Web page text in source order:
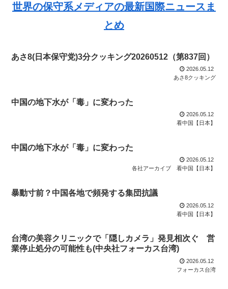
世界の保守系メディアの最新国際ニュースま
とめ
あさ8(日本保守党)3分クッキング20260512（第837回）
2026.05.12
あさ8クッキング
中国の地下水が「毒」に変わった
2026.05.12
看中国【日本】
中国の地下水が「毒」に変わった
2026.05.12
各社アーカイブ
看中国【日本】
暴動寸前？中国各地で頻発する集団抗議
2026.05.12
看中国【日本】
台湾の美容クリニックで「隠しカメラ」発見相次ぐ 営
業停止処分の可能性も(中央社フォーカス台湾)
2026.05.12
フォーカス台湾